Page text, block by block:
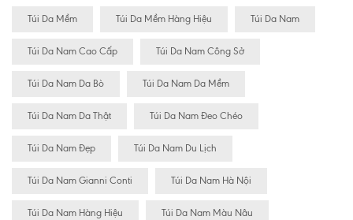
Túi Da Mềm Túi Da Mềm Hàng Hiệu Túi Da Nam
Túi Da Nam Cao Cấp Túi Da Nam Công Sở
Túi Da Nam Da Bò Túi Da Nam Da Mềm
Túi Da Nam Da Thật Túi Da Nam Đeo Chéo
Túi Da Nam Đẹp Túi Da Nam Du Lịch
Túi Da Nam Gianni Conti Túi Da Nam Hà Nội
Túi Da Nam Hàng Hiệu Túi Da Nam Màu Nâu